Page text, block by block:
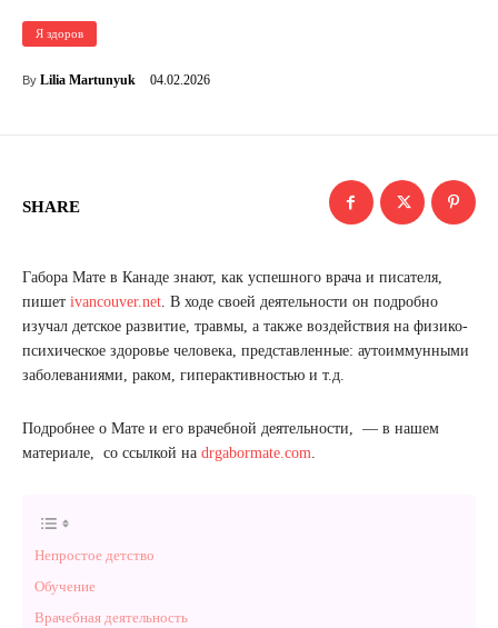
Я здоров
By Lilia Martunyuk 04.02.2026
SHARE
Габора Мате в Канаде знают, как успешного врача и писателя,
пишет ivancouver.net. В ходе своей деятельности он подробно
изучал детское развитие, травмы, а также воздействия на физико-
психическое здоровье человека, представленные: аутоиммунными
заболеваниями, раком, гиперактивностью и т.д.
Подробнее о Мате и его врачебной деятельности, — в нашем
материале, со ссылкой на drgabormate.com.
Непростое детство
Обучение
Врачебная деятельность